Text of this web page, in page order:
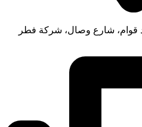
قوام، شارع وصال، شركة فطر